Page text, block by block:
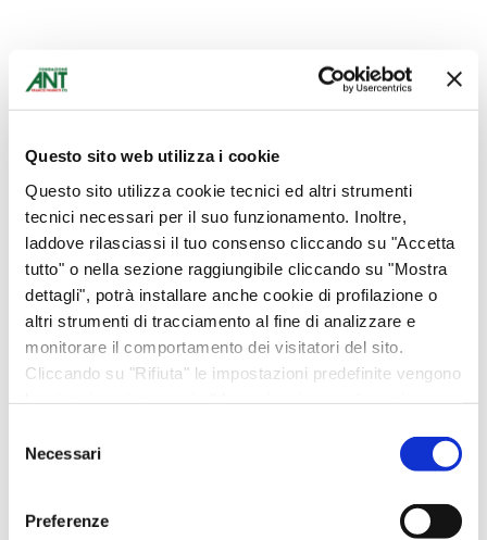
Questo sito web utilizza i cookie
Questo sito utilizza cookie tecnici ed altri strumenti
tecnici necessari per il suo funzionamento. Inoltre,
laddove rilasciassi il tuo consenso cliccando su "Accetta
tutto" o nella sezione raggiungibile cliccando su "Mostra
dettagli", potrà installare anche cookie di profilazione o
altri strumenti di tracciamento al fine di analizzare e
monitorare il comportamento dei visitatori del sito.
Cliccando su "Rifiuta" le impostazioni predefinite vengono
quello tecnico. Per maggiori informazioni visualizza la
delNecessari
Preferenze
Rimini
Abbigliamento
Bomboniere
Bottega Alimentare
Ciclamini
Cura del corpo
Donazioni
Eventi
Fiori
Idee regalo